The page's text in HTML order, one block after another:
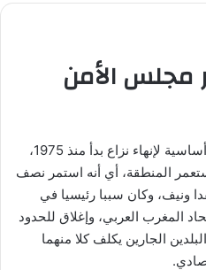
مجلس الأمن
لبنة أساسية لإنهاء نزاع بدأ منذ 1975،
المنطقة، أي أنه استمر نصف
ونيف، وكان سببا رئيسيا في
المغرب العربي، وإغلاق للحدود
البلدين الجارين يكلف كلا منهما